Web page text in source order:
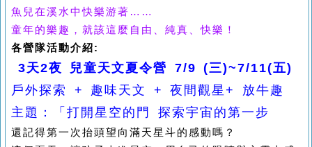
魚兒在溪水中快樂游著……
童年的樂趣，就該這麼自由、純真、快樂！
各營隊活動介紹:
3天2夜 兒童天文夏令營 7/9 (三)~7/11(五)
戶外探索 + 趣味天文 + 夜間觀星+ 放牛趣
主題：「打開星空的門 探索宇宙的第一步
還記得第一次抬頭望向滿天星斗的感動嗎？